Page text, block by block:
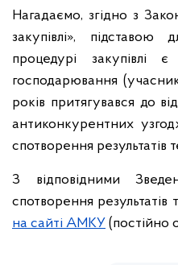
Нагадаємо, згідно з
закупівлі»,
процедурі
господарювання
років притягувався до
антиконкурентних
спотворення результатів
З відповідними
спотворення результатів
на сайті АМКУ (постійно